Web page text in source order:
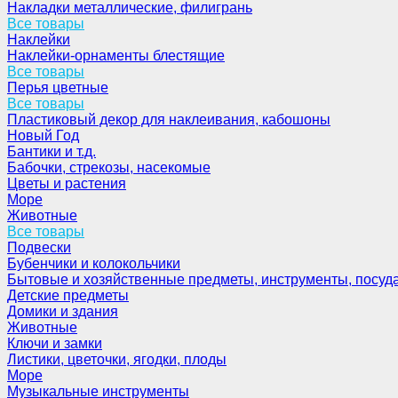
Накладки металлические, филигрань
Все товары
Наклейки
Наклейки-орнаменты блестящие
Все товары
Перья цветные
Все товары
Пластиковый декор для наклеивания, кабошоны
Новый Год
Бантики и т.д.
Бабочки, стрекозы, насекомые
Цветы и растения
Море
Животные
Все товары
Подвески
Бубенчики и колокольчики
Бытовые и хозяйственные предметы, инструменты,
Детские предметы
Домики и здания
Животные
Ключи и замки
Листики, цветочки, ягодки, плоды
Море
Музыкальные инструменты